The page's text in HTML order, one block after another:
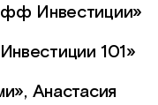
Инвестиции»
101»
Анастасия